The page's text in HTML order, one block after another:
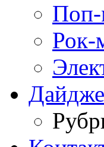
Поп-
Рок-